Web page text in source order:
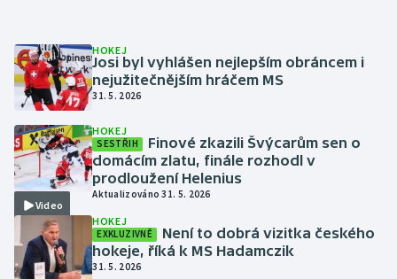
HOKEJ
Josi byl vyhlášen nejlepším obráncem i
nejužitečnějším hráčem MS
31. 5. 2026
Video
HOKEJ
SESTŘIH
Finové zkazili Švýcarům sen o
domácím zlatu, finále rozhodl v
prodloužení Helenius
Aktualizováno 31. 5. 2026
HOKEJ
EXKLUZIVNĚ
Není to dobrá vizitka českého
hokeje, říká k MS Hadamczik
31. 5. 2026